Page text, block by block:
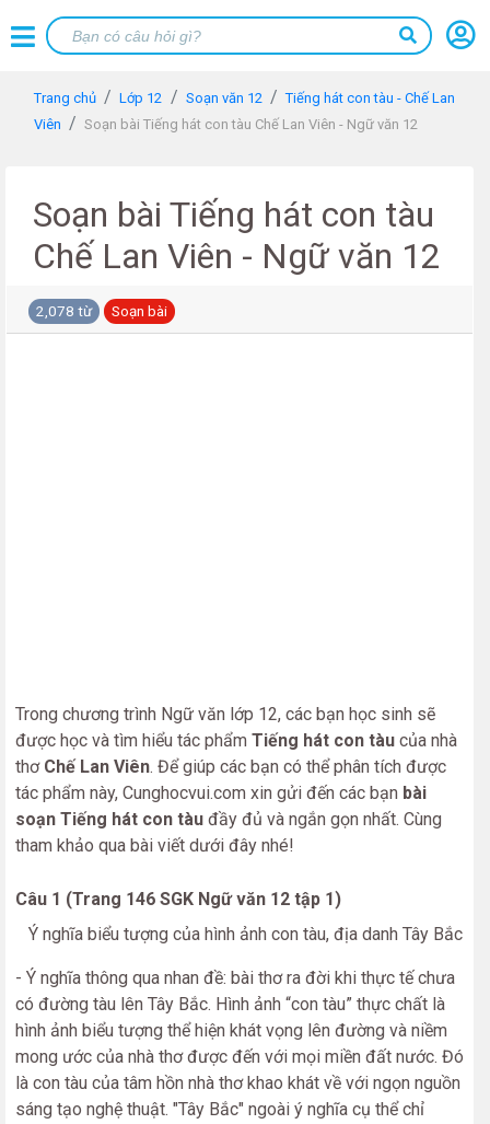
Trang chủ Lớp 12 Soạn văn 12
Tiếng hát con tàu - Chế Lan
Viên
Soạn bài Tiếng hát con tàu Chế Lan Viên - Ngữ văn 12
Soạn bài Tiếng hát con tàu
Chế Lan Viên - Ngữ văn 12
2,078 từ Soạn bài
Trong chương trình Ngữ văn lớp 12, các bạn học sinh sẽ
được học và tìm hiểu tác phẩm Tiếng hát con tàu của nhà
thơ Chế Lan Viên. Để giúp các bạn có thể phân tích được
tác phẩm này, Cunghocvui.com xin gửi đến các bạn bài
soạn Tiếng hát con tàu đầy đủ và ngắn gọn nhất. Cùng
tham khảo qua bài viết dưới đây nhé!
Câu 1 (Trang 146 SGK Ngữ văn 12 tập 1)
Ý nghĩa biểu tượng của hình ảnh con tàu, địa danh Tây Bắc
- Ý nghĩa thông qua nhan đề: bài thơ ra đời khi thực tế chưa
có đường tàu lên Tây Bắc. Hình ảnh “con tàu” thực chất là
hình ảnh biểu tượng thể hiện khát vọng lên đường và niềm
mong ước của nhà thơ được đến với mọi miền đất nước. Đó
là con tàu của tâm hồn nhà thơ khao khát về với ngọn nguồn
sáng tạo nghệ thuật. "Tây Bắc" ngoài ý nghĩa cụ thể chỉ